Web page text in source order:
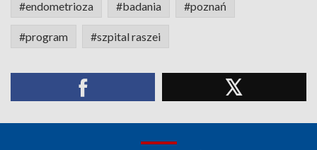
#endometrioza #badania #poznań
#program #szpital raszei